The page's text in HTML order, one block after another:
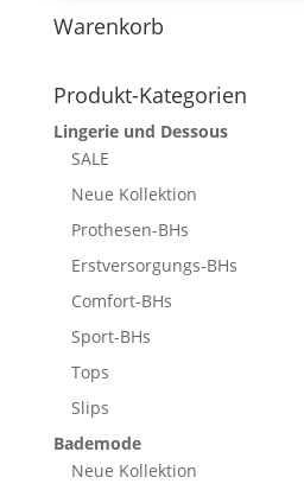
Warenkorb
Produkt-Kategorien
Lingerie und Dessous
SALE
Neue Kollektion
Prothesen-BHs
Erstversorgungs-BHs
Comfort-BHs
Sport-BHs
Tops
Slips
Bademode
Neue Kollektion